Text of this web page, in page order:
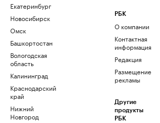
Екатеринбург
Новосибирск
Омск
Башкортостан
Вологодская
область
Калининград
Краснодарский
край
Нижний
Новгород
РБК
О компании
Контактная
информация
Редакция
Размещение
рекламы
Другие
продукты
РБК